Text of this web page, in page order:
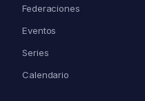
Federaciones
Eventos
Series
Calendario